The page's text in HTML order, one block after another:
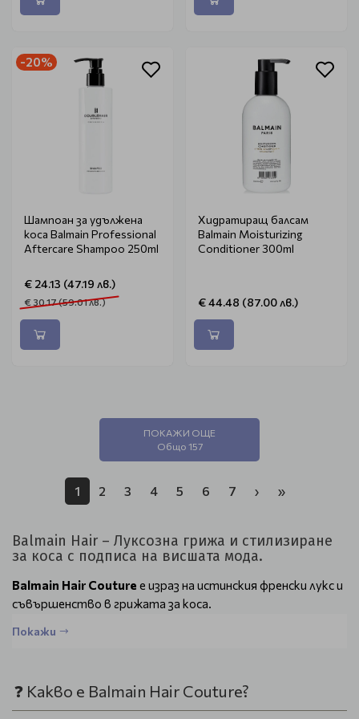
-20%
Шампоан за удължена
коса Balmain Professional
Aftercare Shampoo 250ml
€ 24.13 (47.19 лв.)
€ 30.17 (59.01 лв.)
Хидратиращ балсам
Balmain Moisturizing
Conditioner 300ml
€ 44.48 (87.00 лв.)
ПОКАЖИ ОЩЕ
Общо 157
1 2 3 4 5 6 7 › »
Balmain Hair – Луксозна грижа и стилизиране
за коса с подписа на висшата мода.
Balmain Hair Couture е израз на истинския френски лукс и
съвършенство в грижата за коса.
Създадена като естествено продължение на модната
премиум продукти, вдъхновени от подиума и създадени
Покажи
❓ Какво е Balmain Hair Couture?